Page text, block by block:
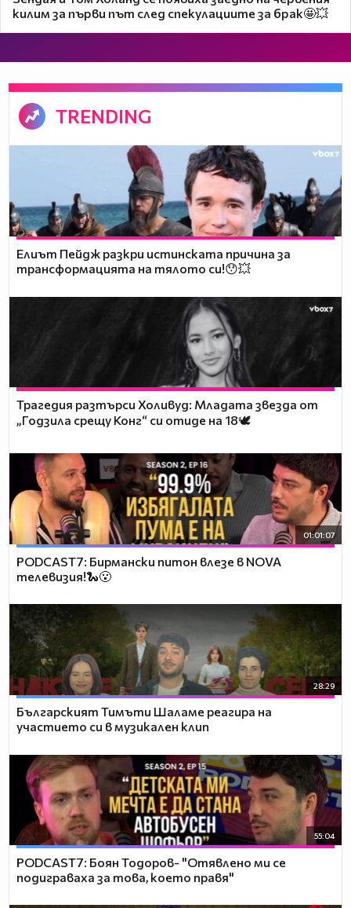
килим за първи път след спекулациите за брак🤩💥
TRENDING
Елиът Пейдж разкри истинската причина за
трансформацията на тялото си!😯💥
Трагедия разтърси Холивуд: Младата звезда от
„Годзила срещу Конг“ си отиде на 18🕊️
01:01:07
PODCAST7: Бирмански питон влезе в NOVA
телевизия!🐍😮
28:29
Българският Тимъти Шаламе реагира на
участието си в музикален клип
55:04
PODCAST7: ‪Боян Тодоров- "Отявлено ми се
подиграваха за това, което правя"